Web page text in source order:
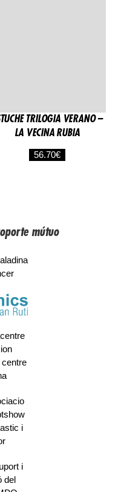
TRILOGIA VERANO –
LA VECINA RUBIA
56.70€
mútuo